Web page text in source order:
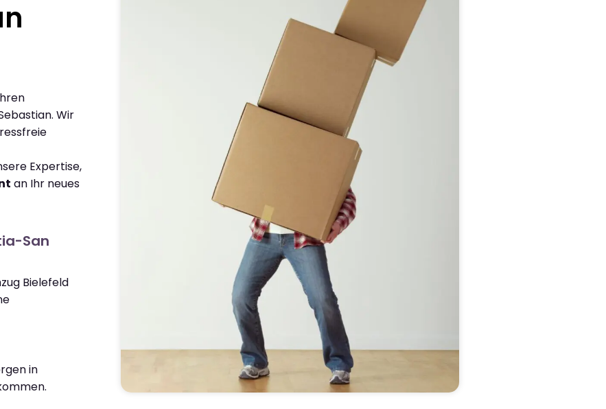
Wir
Expertise,
an Ihr neues
San
Bielefeld
in